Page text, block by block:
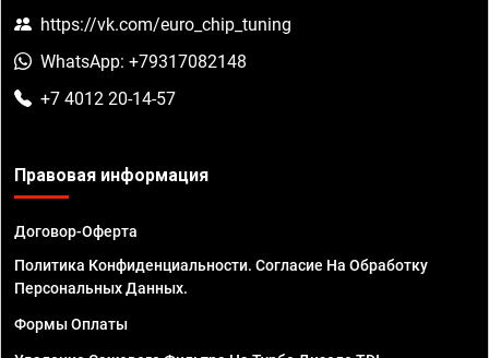
https://vk.com/euro_chip_tuning
WhatsApp: +79317082148
+7 4012 20-14-57
Правовая информация
Договор-Оферта
Политика Конфиденциальности. Согласие На Обработку
Персональных Данных.
Формы Оплаты